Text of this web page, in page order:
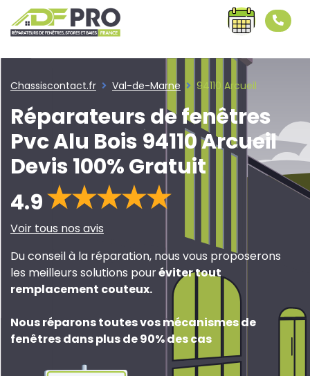
Chassiscontact.fr Val-de-Marne 94110 Arcueil
Réparateurs de fenêtres
Pvc Alu Bois 94110 Arcueil
Devis 100% Gratuit
4.9
Voir tous nos avis
Du conseil à la réparation, nous vous proposerons
les meilleurs solutions pouréviter tout
remplacement couteux.
Nous réparons toutes vos mécanismes de
fenêtres dans plus de 90% des cas